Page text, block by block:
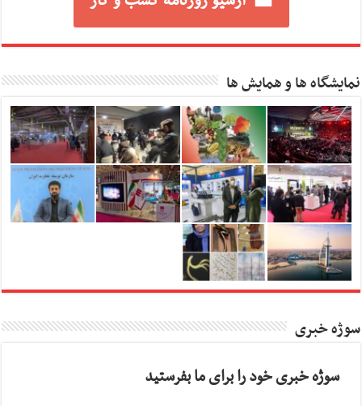
نمایشگاه ها و همایش ها
سوژه خبری
سوژه خبری خود را برای ما بفرستید